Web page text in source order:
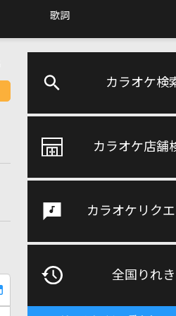
歌詞
カラオケ検
カラオケ店舗
カラオケリク
全国りれき